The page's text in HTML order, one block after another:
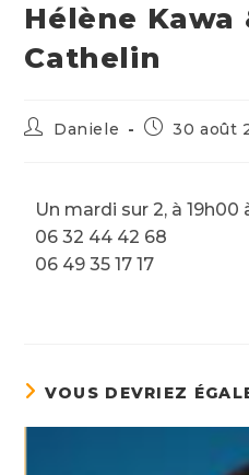
Hélène Kawa
Cathelin
Daniele 30 août
Un mardi sur 2, à 19h00
06 32 44 42 68
06 49 35 17 17
VOUS DEVRIEZ